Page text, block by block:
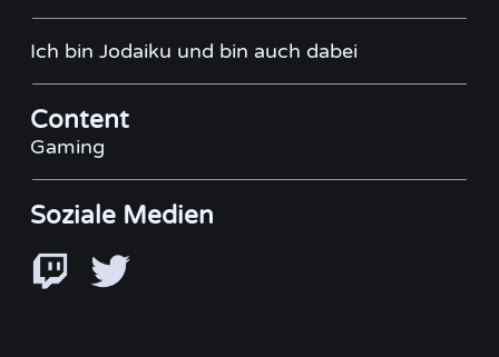
Ich bin Jodaiku und bin auch dabei
Content
Gaming
Soziale Medien